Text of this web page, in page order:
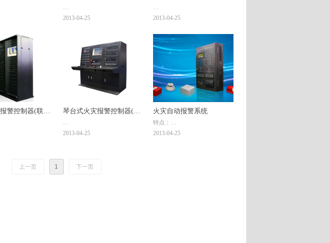
二氧化碳灭火系统、七氟丙烷
灭火系统、泡沫灭火系统、气
溶胶灭火系统、烟烙烬灭火系
统和其他替代哈龙（卤代烷）
的灭火系统。
2013-04-25
适用于各种管网或无管网高/低
二氧化碳灭火系统、七氟丙烷
灭火系统、泡沫灭火系统、气
溶胶灭火系统、烟烙烬灭火系
统和其他替代哈龙（卤代烷）
的灭火系统。
2013-04-25
警控制器(联动
馆等大中型消防工
琴台式火灾报警控制器(联
动型)
字楼、百货大楼、体育馆、展
览馆、图书馆等大中型消防工
程。
2013-04-25
火灾自动报警系统
特点：
本火灾报警控制器是二总线报
2013-04-25
上一页 1 下一页